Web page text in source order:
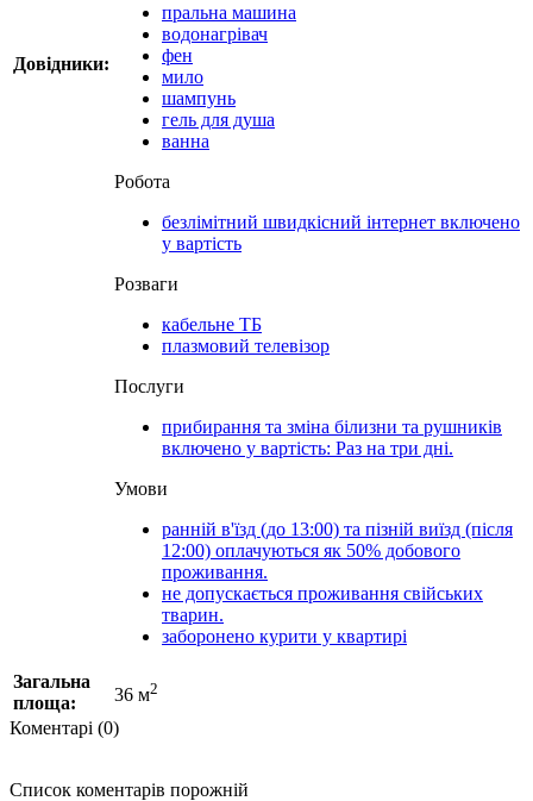
Довідники:
пральна машина
водонагрівач
фен
мило
шампунь
гель для душа
ванна
Робота
безлімітний швидкісний інтернет включено
у вартість
Розваги
кабельне ТБ
плазмовий телевізор
Послуги
прибирання та зміна білизни та рушників
включено у вартість: Раз на три дні.
Умови
ранній в'їзд (до 13:00) та пізній виїзд (після
12:00) оплачуються як 50% добового
проживання.
не допускається проживання свійських
тварин.
заборонено курити у квартирі
Загальна
площа:
36 м2
Коментарі (0)
Список коментарів порожній